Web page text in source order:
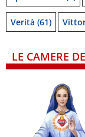
Verità (61)
LE CAMERE